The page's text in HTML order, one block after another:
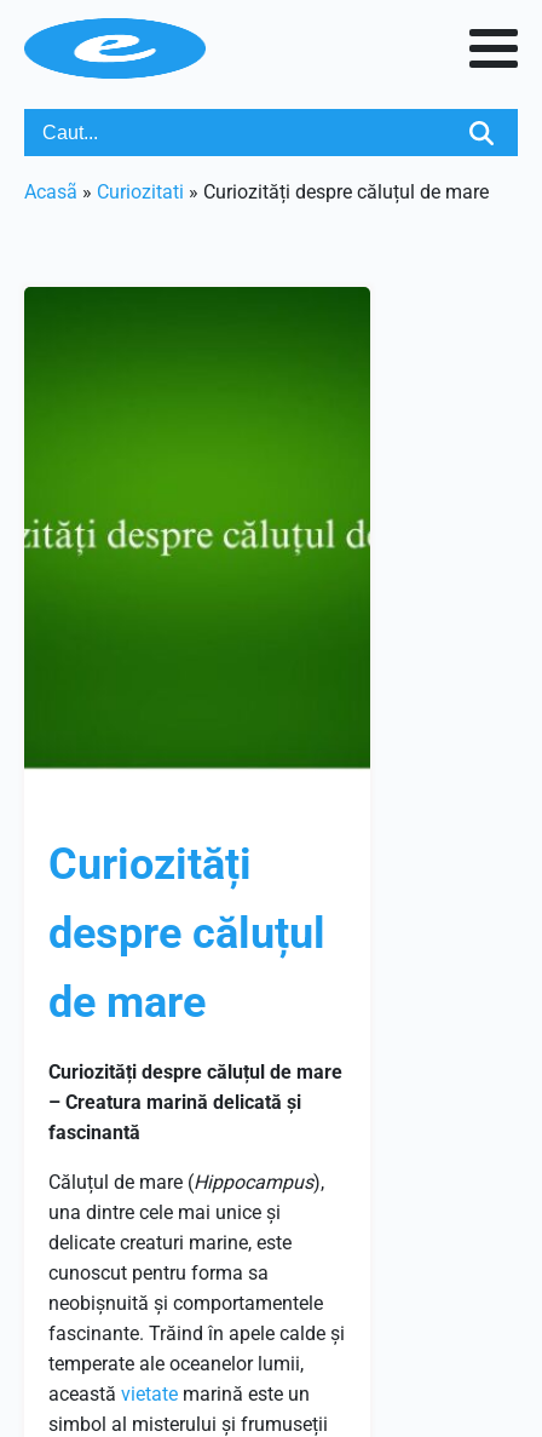
Acasã » Curiozitati » Curiozități despre căluțul de mare
Curiozități
despre căluțul
de mare
Curiozități despre căluțul de mare
– Creatura marină delicată și
fascinantă
Căluțul de mare (Hippocampus),
una dintre cele mai unice și
delicate creaturi marine, este
cunoscut pentru forma sa
neobișnuită și comportamentele
fascinante. Trăind în apele calde și
temperate ale oceanelor lumii,
această vietate marină este un
simbol al misterului și frumuseții